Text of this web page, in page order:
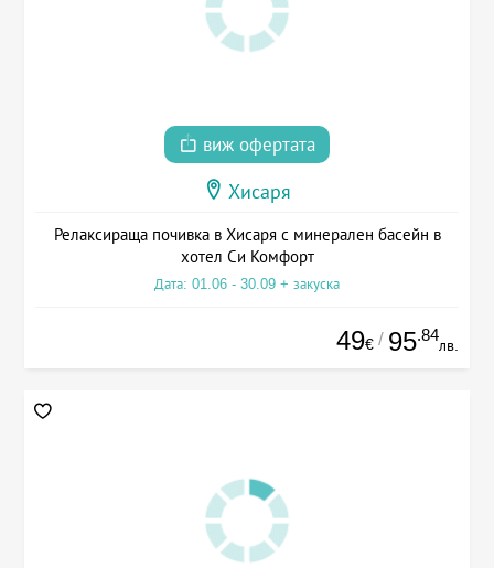
виж офертата
Хисаря
Релаксираща почивка в Хисаря с минерален басейн в
хотел Си Комфорт
Дата: 01.06 - 30.09 + закуска
49€ / 95.84
лв.